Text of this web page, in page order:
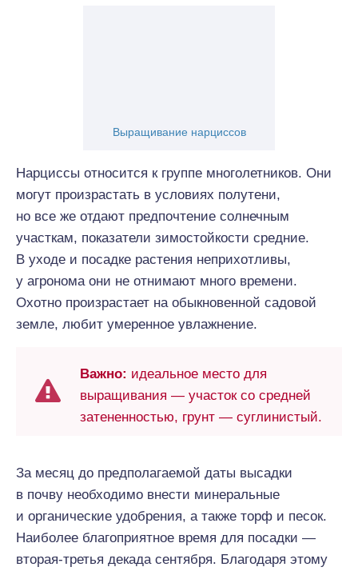
Выращивание нарциссов
Нарциссы относится к группе многолетников. Они
могут произрастать в условиях полутени,
но все же отдают предпочтение солнечным
участкам, показатели зимостойкости средние.
В уходе и посадке растения неприхотливы,
у агронома они не отнимают много времени.
Охотно произрастает на обыкновенной садовой
земле, любит умеренное увлажнение.
Важно: идеальное место для
выращивания — участок со средней
затененностью, грунт — суглинистый.
За месяц до предполагаемой даты высадки
в почву необходимо внести минеральные
и органические удобрения, а также торф и песок.
Наиболее благоприятное время для посадки —
вторая-третья декада сентября. Благодаря этому